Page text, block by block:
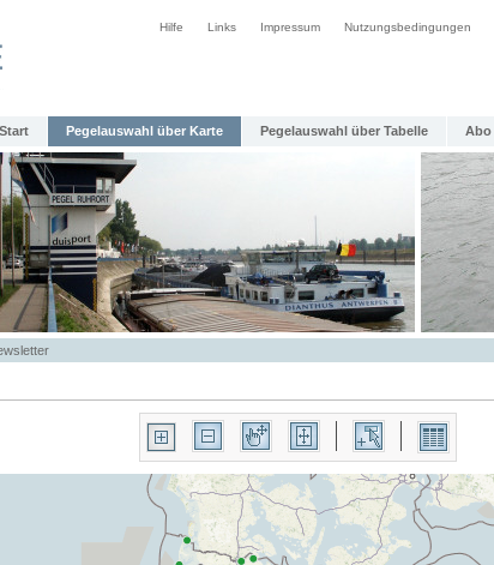
Hilfe Links Impressum Nutzungsbedingungen
Start Pegelauswahl über Karte Pegelauswahl über Tabelle Abo